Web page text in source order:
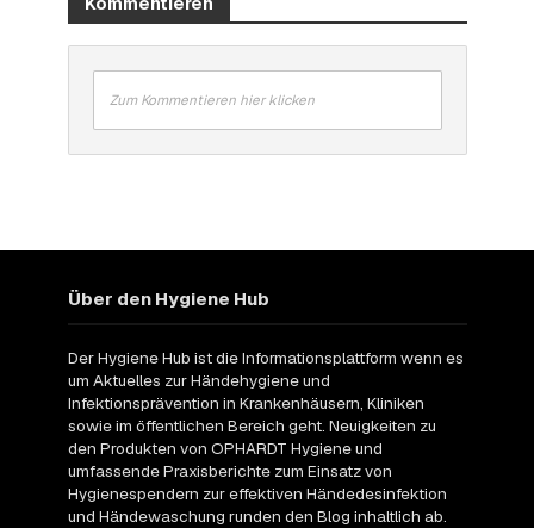
Zum Kommentieren hier klicken
Über den Hygiene Hub
Der Hygiene Hub ist die Informationsplattform wenn es
um Aktuelles zur Händehygiene und
Infektionsprävention in Krankenhäusern, Kliniken
sowie im öffentlichen Bereich geht. Neuigkeiten zu
den Produkten von OPHARDT Hygiene und
umfassende Praxisberichte zum Einsatz von
Hygienespendern zur effektiven Händedesinfektion
und Händewaschung runden den Blog inhaltlich ab.